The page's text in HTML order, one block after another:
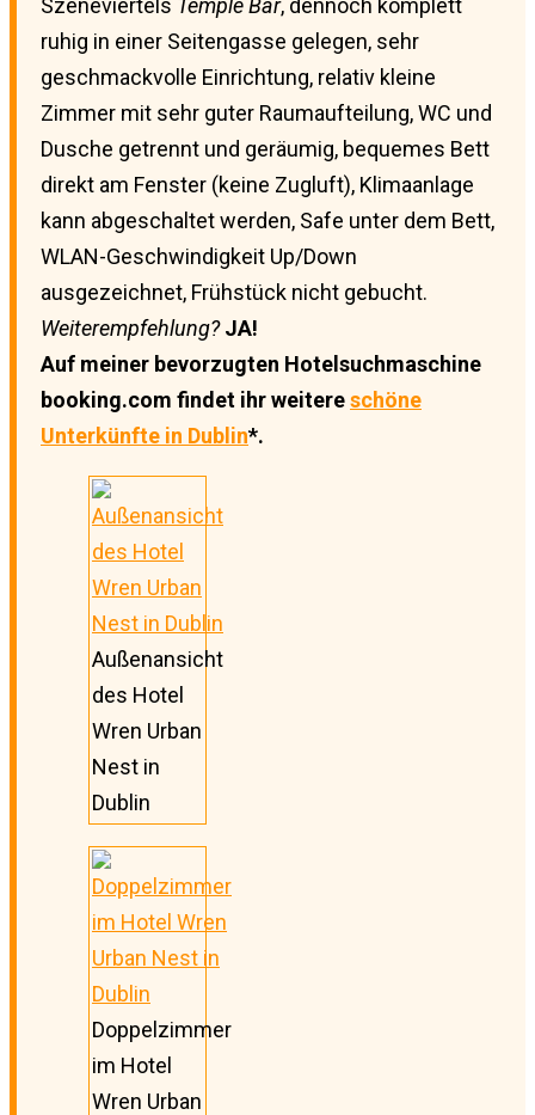
ruhig in einer Seitengasse gelegen, sehr
geschmackvolle Einrichtung, relativ kleine
Zimmer mit sehr guter Raumaufteilung, WC und
Dusche getrennt und geräumig, bequemes Bett
direkt am Fenster (keine Zugluft), Klimaanlage
kann abgeschaltet werden, Safe unter dem Bett,
WLAN-Geschwindigkeit Up/Down
ausgezeichnet, Frühstück nicht gebucht.
Weiterempfehlung? JA!
Auf meiner bevorzugten Hotelsuchmaschine
booking.com findet ihr weitereschöne
Unterkünfte in Dublin*.
Außenansicht
des Hotel
Wren Urban
Nest in
Dublin
Doppelzimmer
im Hotel
Wren Urban